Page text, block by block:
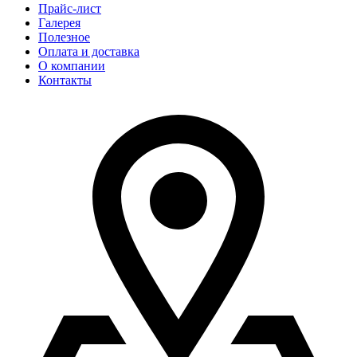
Прайс-лист
Галерея
Полезное
Оплата и доставка
О компании
Контакты